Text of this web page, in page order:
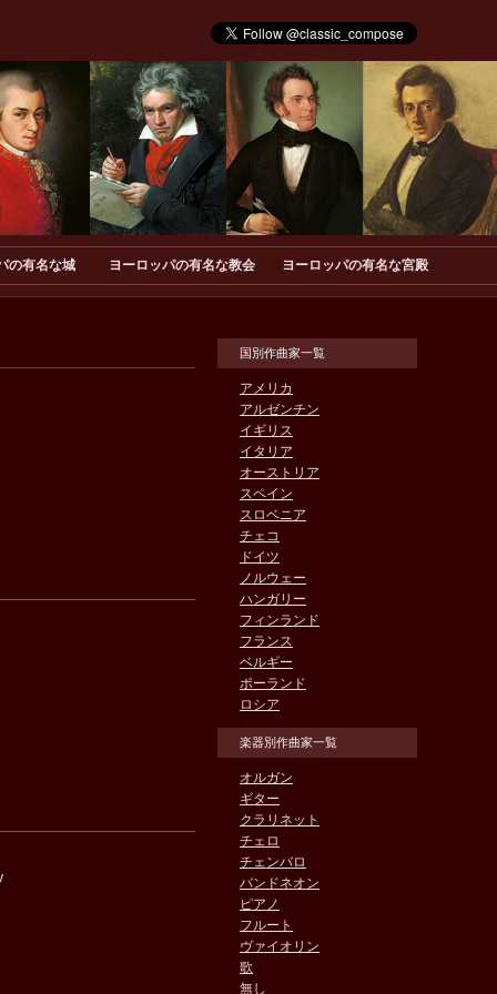
の有名な城 ヨーロッパの有名な教会 ヨーロッパの有名な宮殿
国別作曲家一覧
アメリカ
アルゼンチン
イギリス
イタリア
オーストリア
スペイン
スロベニア
チェコ
ドイツ
ノルウェー
ハンガリー
フィンランド
フランス
ベルギー
ポーランド
ロシア
楽器別作曲家一覧
オルガン
ギター
クラリネット
チェロ
チェンバロ
バンドネオン
ピアノ
フルート
ヴァイオリン
歌
無し